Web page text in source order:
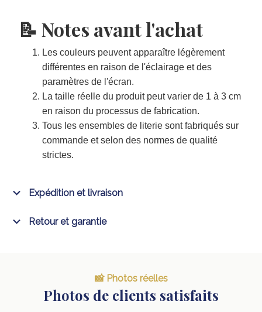
📝 Notes avant l'achat
Les couleurs peuvent apparaître légèrement
différentes en raison de l'éclairage et des
paramètres de l'écran.
La taille réelle du produit peut varier de 1 à 3 cm
en raison du processus de fabrication.
Tous les ensembles de literie sont fabriqués sur
commande et selon des normes de qualité
strictes.
Expédition et livraison
Retour et garantie
📸 Photos réelles
Photos de clients satisfaits